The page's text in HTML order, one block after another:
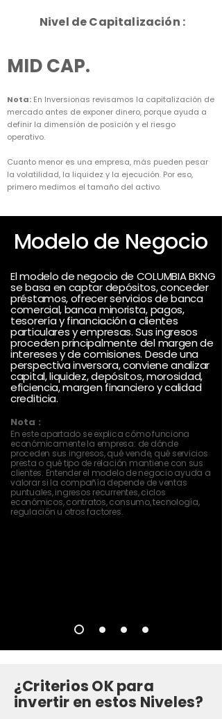
Nivel de Capitalización :
MID CAP.
Nota: En Inversionas revisamos la capitalización de
mercado antes de exponer dinero, porque ayuda a
definir la dimensión de posición y el riesgo
operativo.
Cuanto menor es una empresa, más pueden pesar
la volatilidad, la liquidez y la ejecución. Por eso,
primero medimos el tamaño del activo.
Modelo de Negocio
El modelo de negocio de COLUMBIA BKNG
se basa en captar depósitos, conceder
préstamos, ofrecer servicios de banca
comercial, banca minorista, pagos,
tesorería y financiación a clientes
particulares y empresas. Sus ingresos
proceden principalmente del margen de
intereses y de comisiones. Desde una
perspectiva inversora, conviene analizar
capital, liquidez, depósitos, morosidad,
eficiencia, margen financiero y calidad
crediticia.
Nota :
En este apartado se explica cómo funciona
económicamente la empresa: de dónde
proceden sus ingresos, qué vende, qué servicios
presta o qué tipo de relación mantiene con sus
clientes. Entender el modelo de negocio ayuda a
valorar si la compañía depende de ventas
puntuales, ingresos recurrentes, ciclos
económicos, contratos, consumo, tecnología,
regulación u otros factores.
¿Criterios OK para
invertir en estos Niveles?